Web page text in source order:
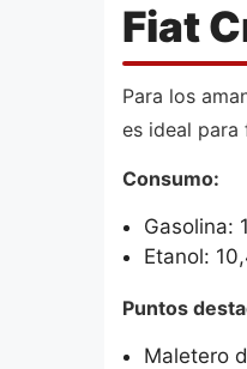
Fiat
Para los
es ideal para
Consumo:
Gasolina:
Etanol:
Puntos
Maletero